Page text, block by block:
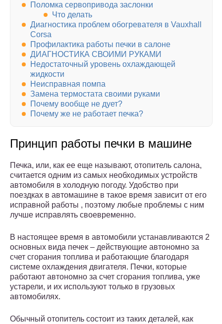
Поломка сервопривода заслонки
Что делать
Диагностика проблем обогревателя в Vauxhall
Corsa
Профилактика работы печки в салоне
ДИАГНОСТИКА СВОИМИ РУКАМИ
Недостаточный уровень охлаждающей
жидкости
Неисправная помпа
Замена термостата своими руками
Почему вообще не дует?
Почему же не работает печка?
Принцип работы печки в машине
Печка, или, как ее еще называют, отопитель салона,
считается одним из самых необходимых устройств
автомобиля в холодную погоду. Удобство при
поездках в автомашине в такое время зависит от его
исправной работы , поэтому любые проблемы с ним
лучше исправлять своевременно.
В настоящее время в автомобили устанавливаются 2
основных вида печек – действующие автономно за
счет сгорания топлива и работающие благодаря
системе охлаждения двигателя. Печки, которые
работают автономно за счет сгорания топлива, уже
устарели, и их используют только в грузовых
автомобилях.
Обычный отопитель состоит из таких деталей, как